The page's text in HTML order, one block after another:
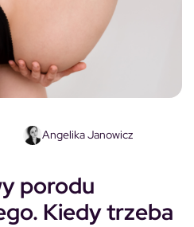
Angelika Janowicz
porodu
Kiedy trzeba